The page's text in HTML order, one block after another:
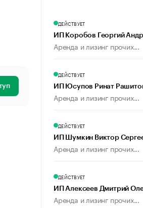
ДЕЙСТВУЕТ
ИП Коробов Георгий
Аренда и лизинг прочих...
ДЕЙСТВУЕТ
ИП Юсупов Ринат
Аренда и лизинг прочих...
ДЕЙСТВУЕТ
ИП Шумкин Виктор
Аренда и лизинг прочих...
ДЕЙСТВУЕТ
ИП Алексеев Дмитрий
Аренда и лизинг прочих...